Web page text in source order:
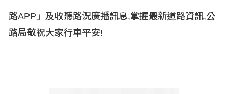
路APP 」及收聽路況廣播訊息,掌握最新道路資訊,公
路局敬祝大家行車平安!